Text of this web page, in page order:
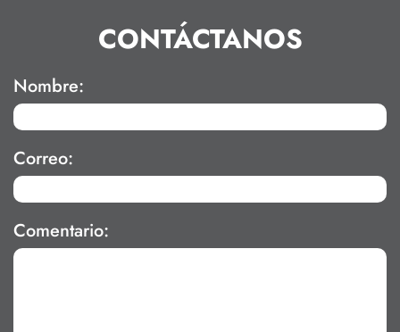
CONTÁCTANOS
Nombre:
Correo:
Comentario: